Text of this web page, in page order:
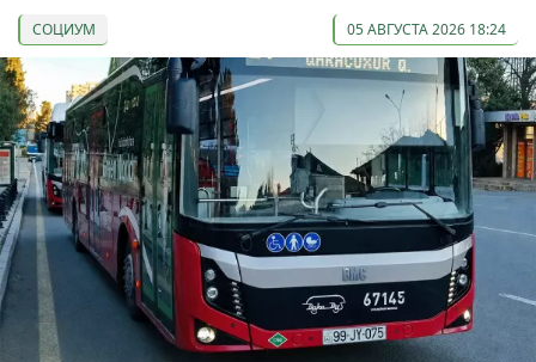
СОЦИУМ 05 АВГУСТА 2026 18:24